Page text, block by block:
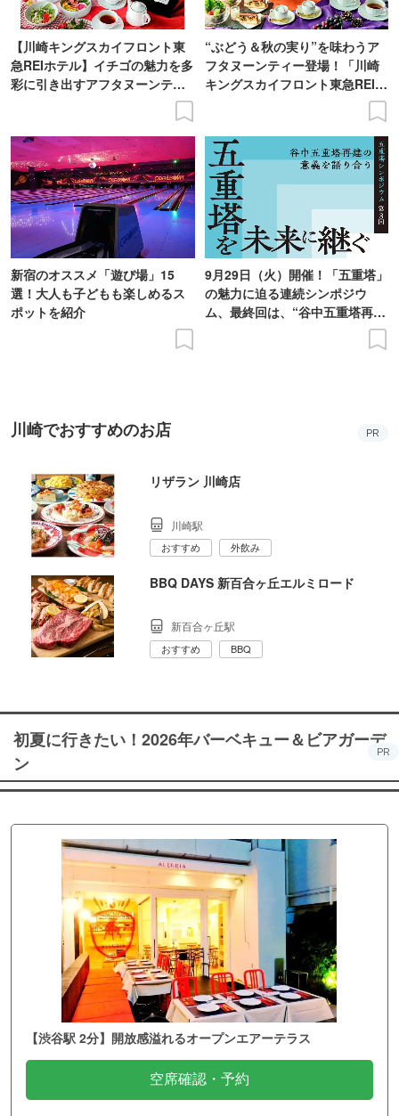
【川崎キングスカイフロント東
急REIホテル】イチゴの魅力を多
彩に引き出すアフタヌーンティ
“ぶどう＆秋の実り”を味わうア
フタヌーンティー登場！「川崎
キングスカイフロント東急REIホ
新宿のオススメ「遊び場」15
選！大人も子どもも楽しめるス
ポットを紹介
9月29日（火）開催！「五重塔」
の魅力に迫る連続シンポジウ
ム、最終回は、“谷中五重塔再建
川崎でおすすめのお店 PR
リザラン 川崎店
川崎駅
おすすめ 外飲み
BBQ DAYS 新百合ヶ丘エルミロード
新百合ヶ丘駅
おすすめ BBQ
初夏に行きたい！2026年バーベキュー＆ビアガーデ
ン
PR
【渋谷駅 2分】開放感溢れるオープンエアーテラス
空席確認・予約